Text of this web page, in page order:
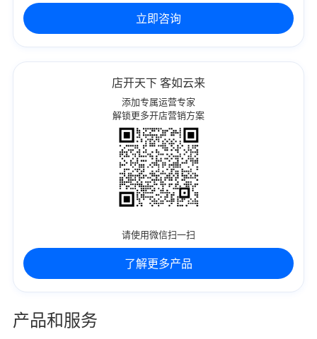
立即咨询
店开天下 客如云来
添加专属运营专家
解锁更多开店营销方案
请使用微信扫一扫
了解更多产品
产品和服务